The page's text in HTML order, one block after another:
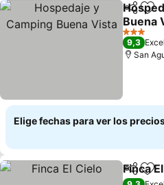
Buena
3 Estrellas
9,3
San
Elige fechas para ver los
Finca